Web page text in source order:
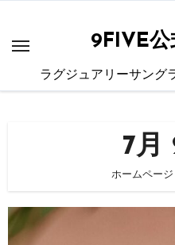
9FIVE
ラグジュアリーサング
7月
ホームページ